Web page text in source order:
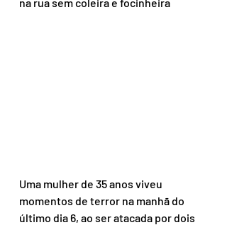
Uma mulher de 35 anos viveu
momentos de terror na manhã do
último dia 6, ao ser atacada por dois